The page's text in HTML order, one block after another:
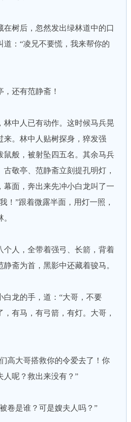
树后，忽然发出绿林道中的口
道：“凌兄不要慌，我来帮你的
还有范静斋！
中人已有动作。这时候马兵晃
来。林中人贴树探身，猝发强
鼠般，被射坠四五名。其余马兵
敬亭、范静斋立刻提孔明灯，
幕面，奔出来先冲小白龙叫了一
！”跟着微露半面，用灯一照，
人，全带着强弓、长箭，背着
斋为首，黑影中还藏着骏马。
龙的手，道：“大哥，不要
有马，有弓箭，有灯。大哥，
大哥搭救你的令爱去了！你
人呢？救出来没有？”
是谁？可是嫂夫人吗？”